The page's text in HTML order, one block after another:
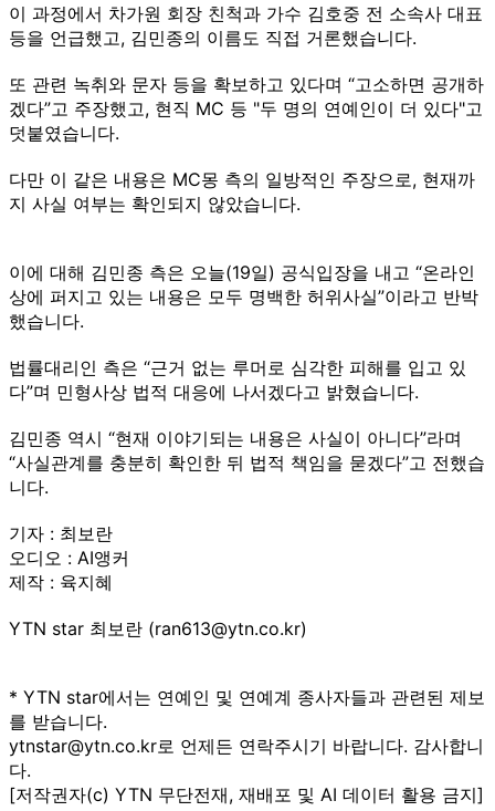
이 과정에서 차가원 회장 친척과 가수 김호중 전 소속사 대표
등을 언급했고, 김민종의 이름도 직접 거론했습니다.
또 관련 녹취와 문자 등을 확보하고 있다며 “고소하면 공개하
겠다”고 주장했고, 현직 MC 등 "두 명의 연예인이 더 있다"고
덧붙였습니다.
다만 이 같은 내용은 MC몽 측의 일방적인 주장으로, 현재까
지 사실 여부는 확인되지 않았습니다.
이에 대해 김민종 측은 오늘(19일) 공식입장을 내고 “온라인
상에 퍼지고 있는 내용은 모두 명백한 허위사실”이라고 반박
했습니다.
법률대리인 측은 “근거 없는 루머로 심각한 피해를 입고 있
다”며 민형사상 법적 대응에 나서겠다고 밝혔습니다.
김민종 역시 “현재 이야기되는 내용은 사실이 아니다”라며
“사실관계를 충분히 확인한 뒤 법적 책임을 묻겠다”고 전했습
니다.
기자 : 최보란
오디오 : AI앵커
제작 : 육지혜
YTN star 최보란 (ran613@ytn.co.kr)
* YTN star에서는 연예인 및 연예계 종사자들과 관련된 제보
를 받습니다.
ytnstar@ytn.co.kr로 언제든 연락주시기 바랍니다. 감사합니
다.
[저작권자(c) YTN 무단전재, 재배포 및 AI 데이터 활용 금지]